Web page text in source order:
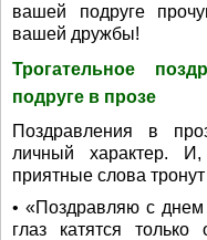
вашей подруге
вашей дружбы!
Трогательное
подруге в прозе
Поздравления в
личный характер.
приятные слова
• «Поздравляю с
глаз катятся